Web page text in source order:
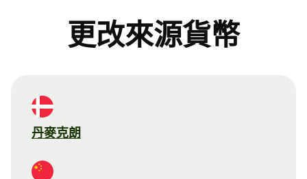
更改來源貨幣
丹麥克朗